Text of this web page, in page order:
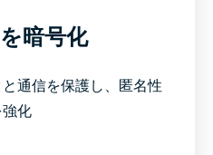
暗号化
通信を保護し、匿名性
強化